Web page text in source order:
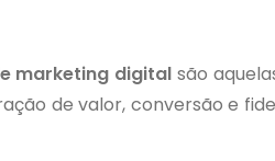
marketing digital são
de valor, conversão e